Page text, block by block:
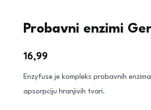
Probavni enzimi
16,99
Enzyfuse je kompleks probavnih
apsorpciju hranjivih tvari.